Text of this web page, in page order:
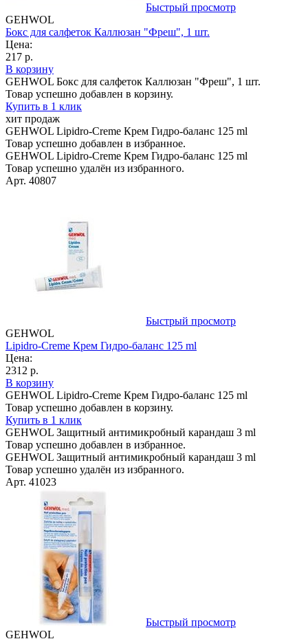
Быстрый просмотр
GEHWOL
Бокс для салфеток Каллюзан "Фреш", 1 шт.
Цена:
217 р.
В корзину
GEHWOL Бокс для салфеток Каллюзан "Фреш", 1 шт.
Товар успешно добавлен в корзину.
Купить в 1 клик
хит продаж
GEHWOL Lipidro-Creme Крем Гидро-баланс 125 ml
Товар успешно добавлен в избранное.
GEHWOL Lipidro-Creme Крем Гидро-баланс 125 ml
Товар успешно удалён из избранного.
Арт. 40807
Быстрый просмотр
GEHWOL
Lipidro-Creme Крем Гидро-баланс 125 ml
Цена:
2312 р.
В корзину
GEHWOL Lipidro-Creme Крем Гидро-баланс 125 ml
Товар успешно добавлен в корзину.
Купить в 1 клик
GEHWOL Защитный антимикробный карандаш 3 ml
Товар успешно добавлен в избранное.
GEHWOL Защитный антимикробный карандаш 3 ml
Товар успешно удалён из избранного.
Арт. 41023
Быстрый просмотр
GEHWOL